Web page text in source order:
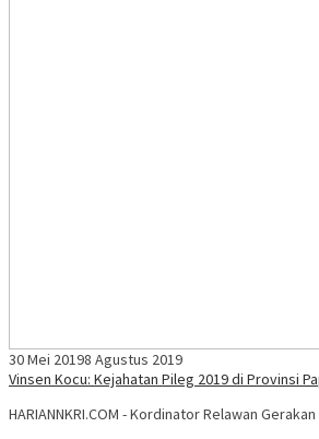
30 Mei 20198 Agustus 2019
Vinsen Kocu: Kejahatan Pileg 2019 di Provinsi
HARIANNKRI.COM - Kordinator Relawan